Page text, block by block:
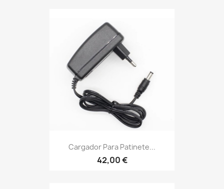
Cargador Para Patinete...
42,00 €